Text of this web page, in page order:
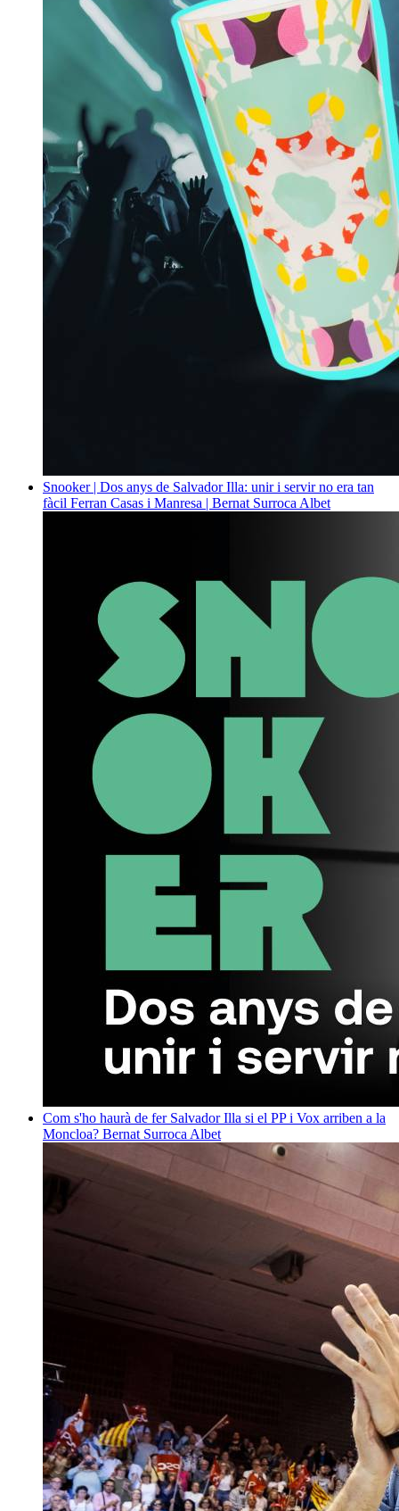
Snooker | Dos anys de Salvador Illa: unir i servir no era tan
fàcil Ferran Casas i Manresa | Bernat Surroca Albet
Com s'ho haurà de fer Salvador Illa si el PP i Vox arriben a la
Moncloa? Bernat Surroca Albet